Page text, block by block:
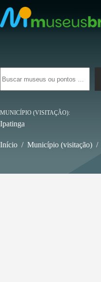
para
o
conteúdo
resultados
MUNICÍPIO (VISITAÇÃO)
Ipatinga
Início / Município (visitação) /